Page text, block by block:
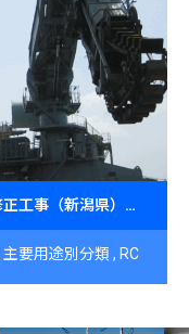
アンローダーレール基礎の不同沈下修正工事（新潟県）～稼働を止めずにJOG工法で復元～
主要用途別分類 RC